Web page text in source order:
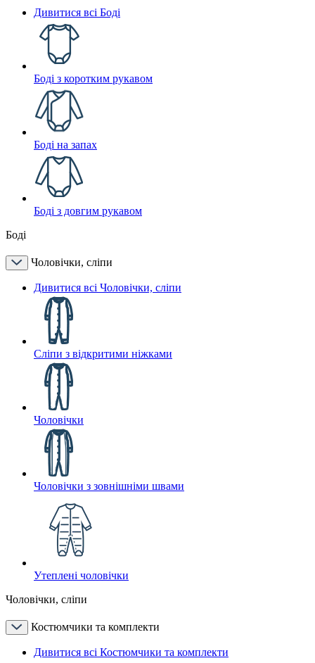
Дивитися всі Боді
Боді з коротким рукавом
Боді на запах
Боді з довгим рукавом
Боді
Чоловічки, сліпи
Дивитися всі Чоловічки, сліпи
Сліпи з відкритими ніжками
Чоловічки
Чоловічки з зовнішніми швами
Утеплені чоловічки
Чоловічки, сліпи
Костюмчики та комплекти
Дивитися всі Костюмчики та комплекти